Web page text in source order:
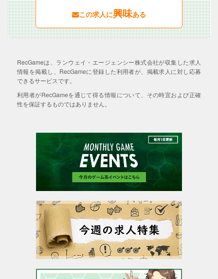
この求人に興味ある
RecGameは、ランウェイ・エージェンシー株式会社が収集した求人
情報を掲載し、RecGameに登録した利用者が、掲載求人に対し応募
できるサービスです。
利用者がRecGameを通じて得る情報について、その時宜および正確
性を保証するものではありません。